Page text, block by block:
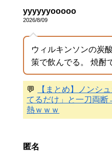
yyyyyyooooo
2026/8/09
ウィルキンソンの炭
策で飲んでる。 焼酎
💬
【まとめ】ノンシ
てるだけ」と一刀両
熱ｗｗｗ
匿名